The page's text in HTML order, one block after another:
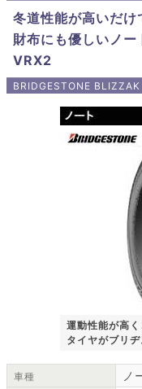
冬道性能が高いだけ
財布にも優しいノ
VRX2
BRIDGESTONE
運動性能が高
タイヤがブリ
車種 ノ